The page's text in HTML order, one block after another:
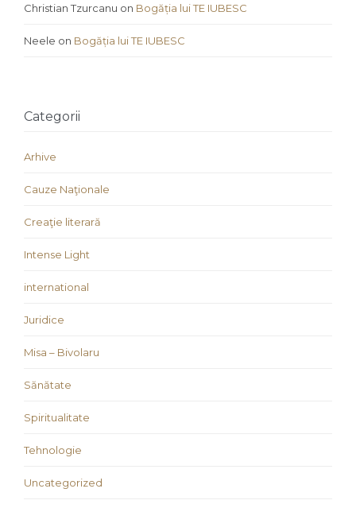
Christian Tzurcanu on Bogăția lui TE IUBESC
Neele on Bogăția lui TE IUBESC
Categorii
Arhive
Cauze Naţionale
Creaţie literară
Intense Light
international
Juridice
Misa – Bivolaru
Sănătate
Spiritualitate
Tehnologie
Uncategorized